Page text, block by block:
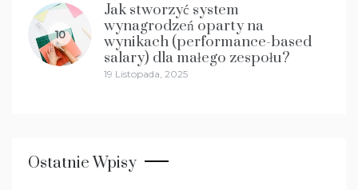
10
Jak stworzyć system
wynagrodzeń oparty na
wynikach (performance-based
salary) dla małego zespołu?
19 Listopada, 2025
Ostatnie Wpisy